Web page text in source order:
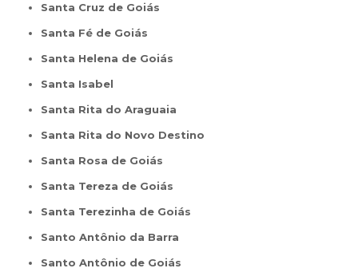
Santa Cruz de Goiás
Santa Fé de Goiás
Santa Helena de Goiás
Santa Isabel
Santa Rita do Araguaia
Santa Rita do Novo Destino
Santa Rosa de Goiás
Santa Tereza de Goiás
Santa Terezinha de Goiás
Santo Antônio da Barra
Santo Antônio de Goiás